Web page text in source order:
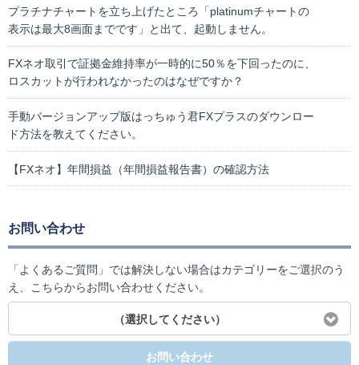
プラチナチャートを立ち上げたところ「platinumチャートの
表示は最大8画面までです」と出て、起動しません。
FXネオ取引で証拠金維持率が一時的に50％を下回ったのに、
ロスカットが行われなかったのはなぜですか？
手動バージョンアップ版はっちゅう君FXプラスのダウンロー
ド方法を教えてください。
【FXネオ】年間損益（年間損益報告書）の確認方法
お問い合わせ
「よくあるご質問」では解決しない場合はカテゴリーをご選択のう
え、こちらからお問い合わせください。
（選択してください）
お問い合わせ